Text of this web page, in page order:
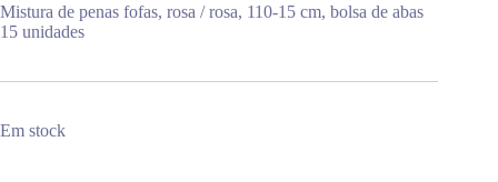
Mistura de penas fofas, rosa / rosa, 110-15 cm, bolsa de abas
15 unidades
Em stock